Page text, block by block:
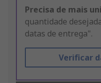
Precisa de mais
quantidade
datas de entrega".
Verificar